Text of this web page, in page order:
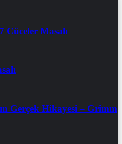
Cüceler Masalı
Gerçek Hikayesi – Grimm